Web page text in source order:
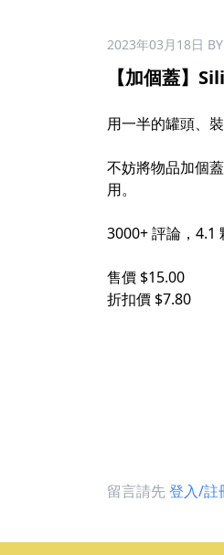
2023年03月18日
【加個蓋】
用一半的罐頭、
不妨將物品加個
用。
3000+ 評論，4.1
售價 $15.00
折扣價 $7.80
留言請先登入/註